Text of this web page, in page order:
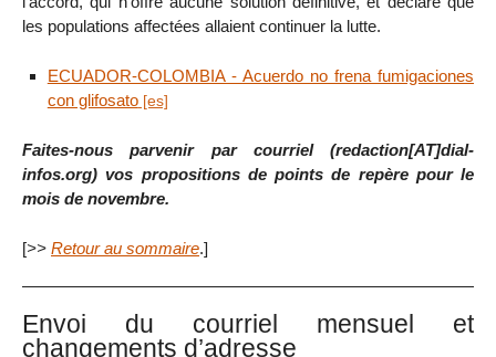
les populations affectées allaient continuer la lutte.
ECUADOR-COLOMBIA - Acuerdo no frena fumigaciones
con glifosato
Faites-nous parvenir par courriel (redaction[AT]dial-
infos.org) vos propositions de points de repère pour le
mois de novembre.
[>> Retour au sommaire.]
Envoi du courriel mensuel et
changements d’adresse